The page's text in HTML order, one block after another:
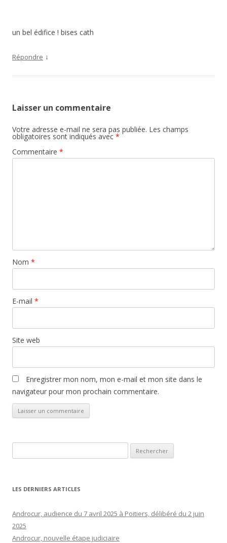
un bel édifice ! bises cath
Répondre ↓
Laisser un commentaire
Votre adresse e-mail ne sera pas publiée. Les champs
obligatoires sont indiqués avec *
Commentaire *
Nom *
E-mail *
Site web
Enregistrer mon nom, mon e-mail et mon site dans le
navigateur pour mon prochain commentaire.
LES DERNIERS ARTICLES
Androcur, audience du 7 avril 2025 à Poitiers, délibéré du 2 juin
2025
Androcur, nouvelle étape judiciaire